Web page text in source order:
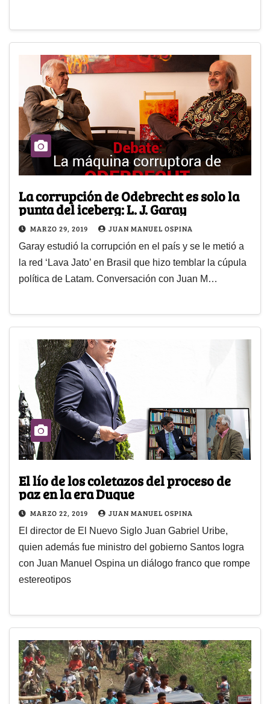
La corrupción de Odebrecht es solo la
punta del iceberg: L. J. Garay
MARZO 29, 2019 JUAN MANUEL OSPINA
Garay estudió la corrupción en el país y se le metió a
la red ‘Lava Jato’ en Brasil que hizo temblar la cúpula
política de Latam. Conversación con Juan M…
El lío de los coletazos del proceso de
paz en la era Duque
MARZO 22, 2019 JUAN MANUEL OSPINA
El director de El Nuevo Siglo Juan Gabriel Uribe,
quien además fue ministro del gobierno Santos logra
con Juan Manuel Ospina un diálogo franco que rompe
estereotipos